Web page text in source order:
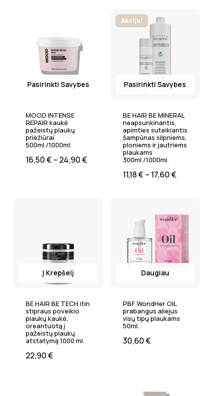
Pasirinkti Savybes
MOOD INTENSE
REPAIR kaukė
pažeistų plaukų
priežiūrai
500ml./1000ml.
16,50€ – 24,90€
Akcija!
Pasirinkti Savybes
BE HAIR BE MINERAL
neapsunkinantis,
apimties suteikiantis
šampūnas silpniems,
ploniems ir jautriems
plaukams
300ml./1000ml.
11,18€ – 17,60€
Į Krepšelį
BE HAIR BE TECH itin
stipraus poveikio
plaukų kaukė,
oreantuotą į
pažeistų plaukų
atstatymą 1000 ml.
22,90€
Daugiau
PBF WondHer OIL
prabangus aliejus
visų tipų plaukams
50ml.
30,60€